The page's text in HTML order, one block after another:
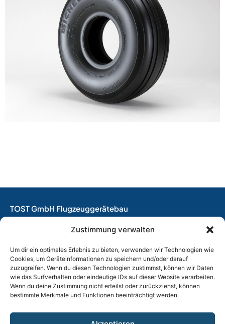
Zustimmung verwalten
Um dir ein optimales Erlebnis zu bieten, verwenden wir Technologien wie
Cookies, um Geräteinformationen zu speichern und/oder darauf
zuzugreifen. Wenn du diesen Technologien zustimmst, können wir Daten
wie das Surfverhalten oder eindeutige IDs auf dieser Website verarbeiten.
Wenn du deine Zustimmung nicht erteilst oder zurückziehst, können
bestimmte Merkmale und Funktionen beeinträchtigt werden.
TOST GmbH Flugzeuggerätebau
EASA Instandhaltungsbetrieb
Thalkirchner Straße 62
80337 München
Tel. +49(0)89 544 599 0
E-Mail:info@tost.de